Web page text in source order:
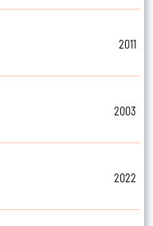
2011
2003
2022